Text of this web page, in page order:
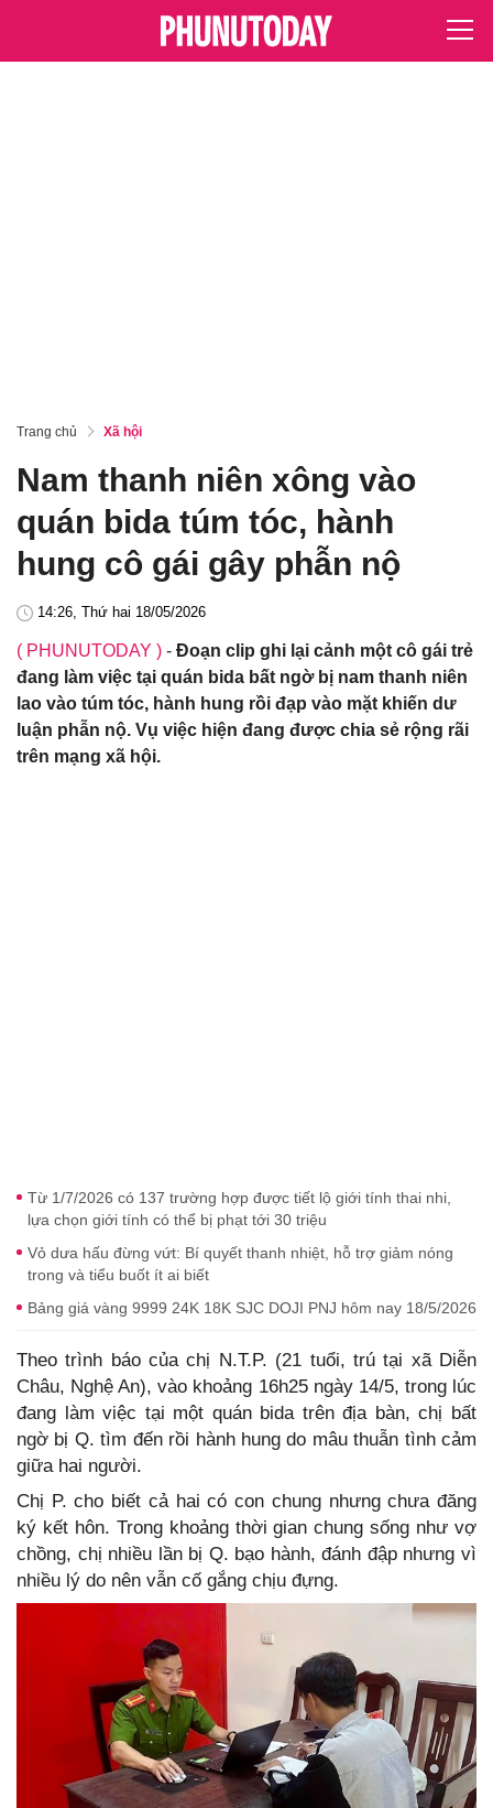
Trang chủ Xã hội
Nam thanh niên xông vào
quán bida túm tóc, hành
hung cô gái gây phẫn nộ
14:26, Thứ hai 18/05/2026
( PHUNUTODAY ) - Đoạn clip ghi lại cảnh một cô gái trẻ
đang làm việc tại quán bida bất ngờ bị nam thanh niên
lao vào túm tóc, hành hung rồi đạp vào mặt khiến dư
luận phẫn nộ. Vụ việc hiện đang được chia sẻ rộng rãi
trên mạng xã hội.
Từ 1/7/2026 có 137 trường hợp được tiết lộ giới tính thai nhi,
lựa chọn giới tính có thể bị phạt tới 30 triệu
Vỏ dưa hấu đừng vứt: Bí quyết thanh nhiệt, hỗ trợ giảm nóng
trong và tiểu buốt ít ai biết
Bảng giá vàng 9999 24K 18K SJC DOJI PNJ hôm nay 18/5/2026
Theo trình báo của chị N.T.P. (21 tuổi, trú tại xã Diễn
Châu, Nghệ An), vào khoảng 16h25 ngày 14/5, trong lúc
đang làm việc tại một quán bida trên địa bàn, chị bất
ngờ bị Q. tìm đến rồi hành hung do mâu thuẫn tình cảm
giữa hai người.
Chị P. cho biết cả hai có con chung nhưng chưa đăng
ký kết hôn. Trong khoảng thời gian chung sống như vợ
chồng, chị nhiều lần bị Q. bạo hành, đánh đập nhưng vì
nhiều lý do nên vẫn cố gắng chịu đựng.